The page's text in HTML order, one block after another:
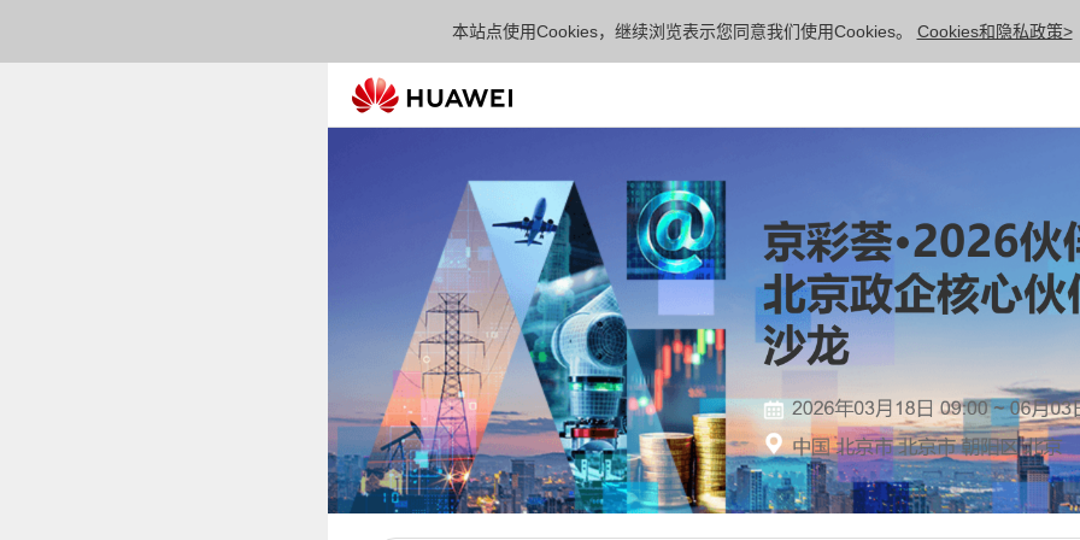
本站点使用Cookies，继续浏览表示您同意我们使用Cookies。 Cookies和隐私政策>